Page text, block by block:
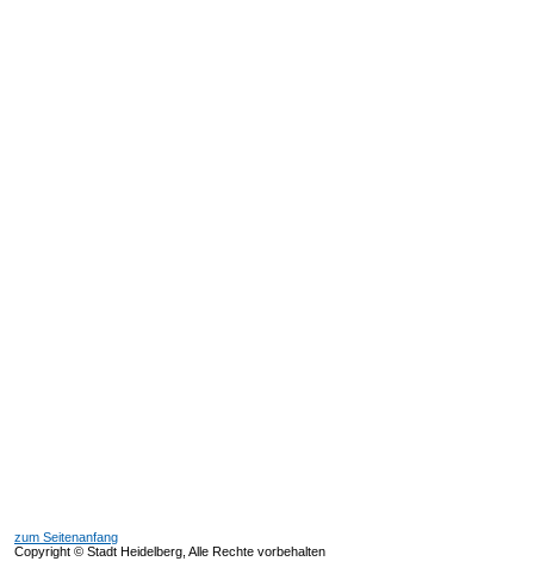
zum Seitenanfang
Copyright © Stadt Heidelberg, Alle Rechte vorbehalten